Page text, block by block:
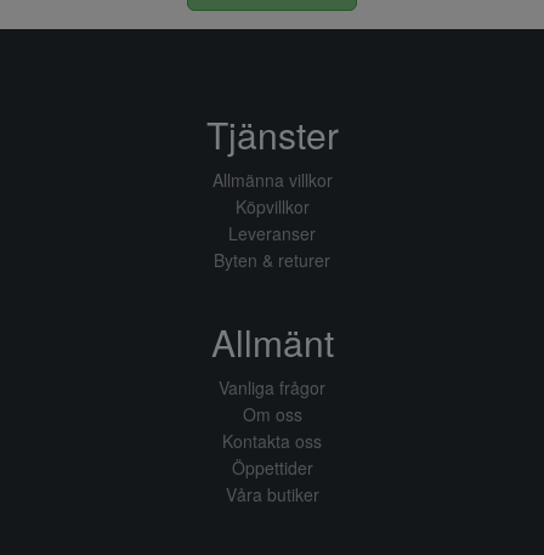
Tjänster
Allmänna villkor
Köpvillkor
Leveranser
Byten & returer
Allmänt
Vanliga frågor
Om oss
Kontakta oss
Öppettider
Våra butiker